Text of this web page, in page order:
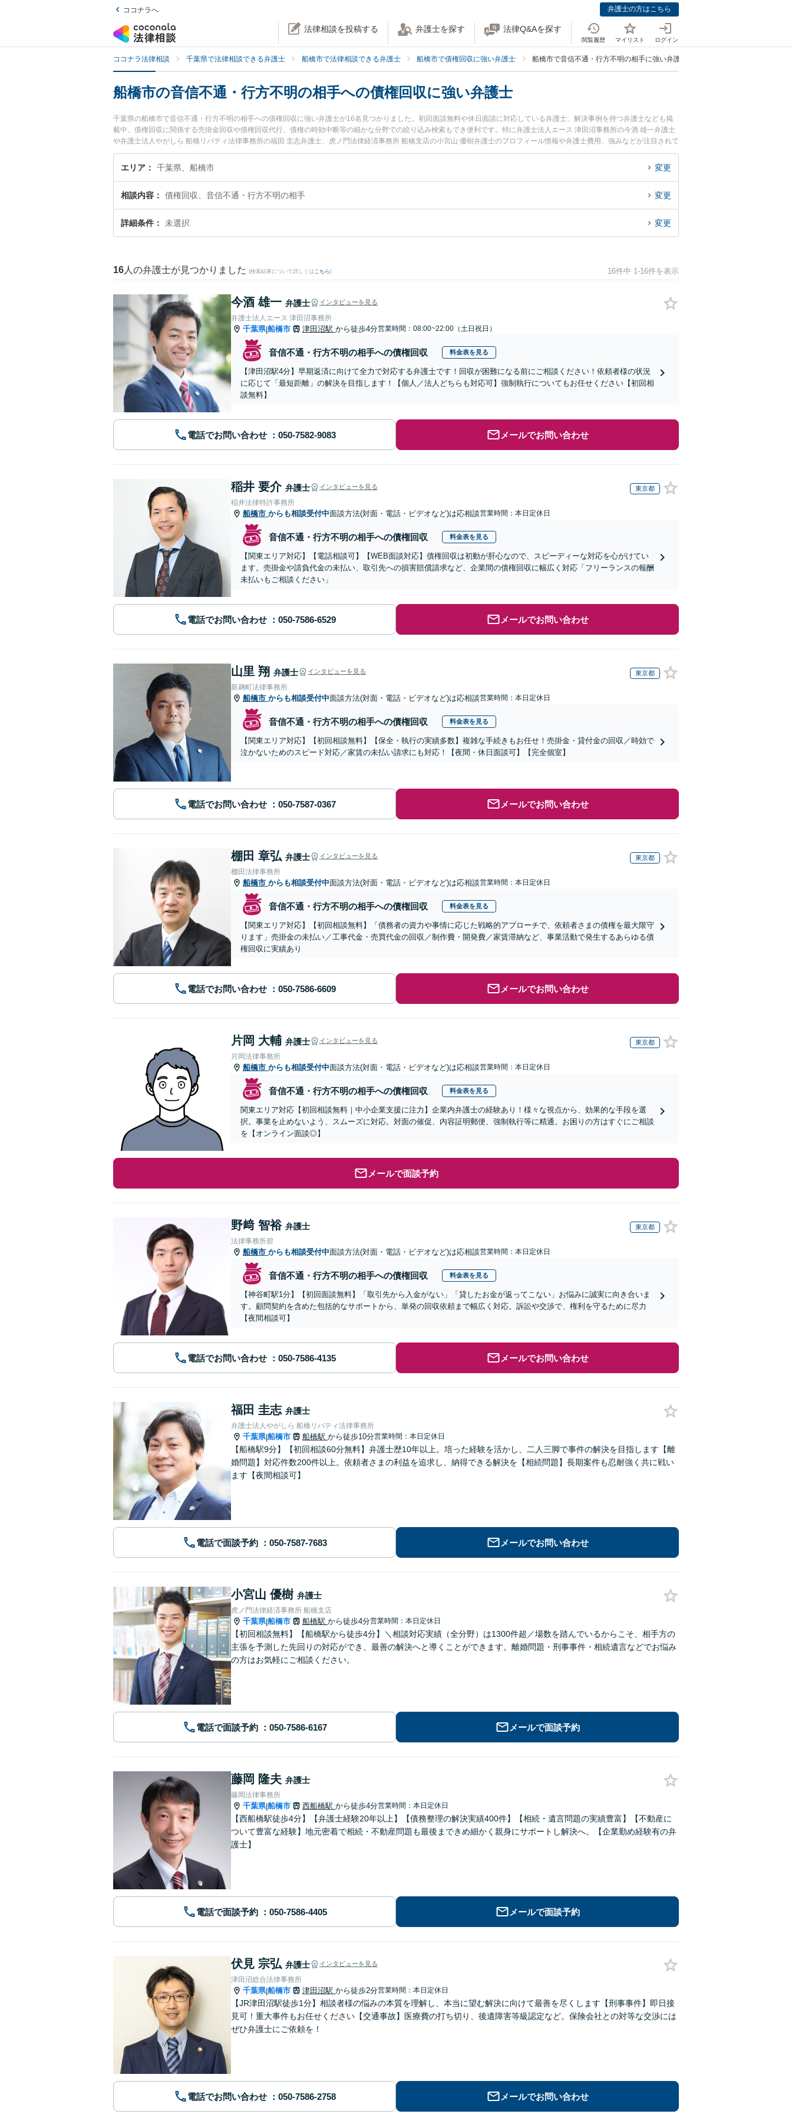
ココナラへ 弁護士の方はこちら
法律相談を投稿する 弁護士を探す 法律Q&Aを探す
閲覧履歴 マイリスト ログイン
ココナラ法律相談 千葉県で法律相談できる弁護士 船橋市で法律相談できる弁護士 船橋市で債権回収に強い弁護士 船橋市で音信不通・行方不明の相手に強い弁護士
船橋市の音信不通・行方不明の相手への債権回収に強い弁護士
千葉県の船橋市で音信不通・行方不明の相手への債権回収に強い弁護士が16名見つかりました。初回面談無料や休日面談に対応している弁護士、解決事例を持つ弁護士なども掲
載中。債権回収に関係する売掛金回収や債権回収代行、債権の時効中断等の細かな分野での絞り込み検索もでき便利です。特に弁護士法人エース 津田沼事務所の今酒 雄一弁護士
や弁護士法人やがしら 船橋リバティ法律事務所の福田 圭志弁護士、虎ノ門法律経済事務所 船橋支店の小宮山 優樹弁護士のプロフィール情報や弁護士費用、強みなどが注目されて
います。『船橋市で土日や夜間に発生した音信不通・行方不明の相手への債権回収のトラブルを今すぐに弁護士に相談したい』『音信不通・行方不明の相手への債権回収のトラブ
ル解決の実績豊富な近くの弁護士を検索したい』『初回相談無料で音信不通・行方不明の相手への債権回収を法律相談できる船橋市内の弁護士に相談予約したい』などでお困りの
エリア 千葉県、船橋市 変更
相談内容 債権回収、音信不通・行方不明の相手 変更
詳細条件 未選択 変更
16 人の弁護士が見つかりました (検索結果について詳しくは こちら) 16件中 1-16件を表示
今酒 雄一 弁護士 インタビューを見る
弁護士法人エース 津田沼事務所
千葉県|船橋市 津田沼駅 から徒歩4分営業時間：08:00~22:00（土日祝日）
音信不通・行方不明の相手への債権回収 料金表を見る
【津田沼駅4分】早期返済に向けて全力で対応する弁護士です！回収が困難になる前にご相談ください！依頼者様の状況
に応じて「最短距離」の解決を目指します！【個人／法人どちらも対応可】強制執行についてもお任せください【初回相
談無料】
電話でお問い合わせ メールでお問い合わせ
稲井 要介 弁護士 インタビューを見る 東京都
稲井法律特許事務所
船橋市 からも相談受付中面談方法(対面・電話・ビデオなど)は応相談営業時間：本日定休日
音信不通・行方不明の相手への債権回収 料金表を見る
【関東エリア対応】【電話相談可】【WEB面談対応】債権回収は初動が肝心なので、スピーディーな対応を心がけてい
ます。売掛金や請負代金の未払い、取引先への損害賠償請求など、企業間の債権回収に幅広く対応「フリーランスの報酬
未払いもご相談ください」
電話でお問い合わせ メールでお問い合わせ
山里 翔 弁護士 インタビューを見る 東京都
新麹町法律事務所
船橋市 からも相談受付中面談方法(対面・電話・ビデオなど)は応相談営業時間：本日定休日
音信不通・行方不明の相手への債権回収 料金表を見る
【関東エリア対応】【初回相談無料】【保全・執行の実績多数】複雑な手続きもお任せ！売掛金・貸付金の回収／時効で
泣かないためのスピード対応／家賃の未払い請求にも対応！【夜間・休日面談可】【完全個室】
電話でお問い合わせ メールでお問い合わせ
棚田 章弘 弁護士 インタビューを見る 東京都
棚田法律事務所
船橋市 からも相談受付中面談方法(対面・電話・ビデオなど)は応相談営業時間：本日定休日
音信不通・行方不明の相手への債権回収 料金表を見る
【関東エリア対応】【初回相談無料】「債務者の資力や事情に応じた戦略的アプローチで、依頼者さまの債権を最大限守
ります」売掛金の未払い／工事代金・売買代金の回収／制作費・開発費／家賃滞納など、事業活動で発生するあらゆる債
権回収に実績あり
電話でお問い合わせ メールでお問い合わせ
片岡 大輔 弁護士 インタビューを見る 東京都
片岡法律事務所
船橋市 からも相談受付中面談方法(対面・電話・ビデオなど)は応相談営業時間：本日定休日
音信不通・行方不明の相手への債権回収 料金表を見る
関東エリア対応【初回相談無料｜中小企業支援に注力】企業内弁護士の経験あり！様々な視点から、効果的な手段を選
択。事業を止めないよう、スムーズに対応。対面の催促、内容証明郵便、強制執行等に精通。お困りの方はすぐにご相談
を【オンライン面談◎】
メールで面談予約
野﨑 智裕 弁護士 東京都
法律事務所碧
船橋市 からも相談受付中面談方法(対面・電話・ビデオなど)は応相談営業時間：本日定休日
音信不通・行方不明の相手への債権回収 料金表を見る
【神谷町駅1分】【初回面談無料】「取引先から入金がない」「貸したお金が返ってこない」お悩みに誠実に向き合いま
す。顧問契約を含めた包括的なサポートから、単発の回収依頼まで幅広く対応。訴訟や交渉で、権利を守るために尽力
【夜間相談可】
電話でお問い合わせ メールでお問い合わせ
福田 圭志 弁護士
弁護士法人やがしら 船橋リバティ法律事務所
千葉県|船橋市 船橋駅 から徒歩10分営業時間：本日定休日
【船橋駅9分】【初回相談60分無料】弁護士歴10年以上。培った経験を活かし、二人三脚で事件の解決を目指します【離
婚問題】対応件数200件以上。依頼者さまの利益を追求し、納得できる解決を【相続問題】長期案件も忍耐強く共に戦い
ます【夜間相談可】
電話で面談予約 メールでお問い合わせ
小宮山 優樹 弁護士
虎ノ門法律経済事務所 船橋支店
千葉県|船橋市 船橋駅 から徒歩4分営業時間：本日定休日
【初回相談無料】【船橋駅から徒歩4分】＼相談対応実績（全分野）は1300件超／場数を踏んでいるからこそ、相手方の
主張を予測した先回りの対応ができ、最善の解決へと導くことができます。離婚問題・刑事事件・相続遺言などでお悩み
の方はお気軽にご相談ください。
電話で面談予約 メールで面談予約
藤岡 隆夫 弁護士
藤岡法律事務所
千葉県|船橋市 西船橋駅 から徒歩4分営業時間：本日定休日
【西船橋駅徒歩4分】【弁護士経験20年以上】【債務整理の解決実績400件】【相続・遺言問題の実績豊富】【不動産に
ついて豊富な経験】地元密着で相続・不動産問題も最後まできめ細かく親身にサポートし解決へ。【企業勤め経験有の弁
護士】
電話で面談予約 メールで面談予約
伏見 宗弘 弁護士 インタビューを見る
津田沼総合法律事務所
千葉県|船橋市 津田沼駅 から徒歩2分営業時間：本日定休日
【JR津田沼駅徒歩1分】相談者様の悩みの本質を理解し、本当に望む解決に向けて最善を尽くします【刑事事件】即日接
見可！重大事件もお任せください【交通事故】医療費の打ち切り、後遺障害等級認定など。保険会社との対等な交渉には
ぜひ弁護士にご依頼を！
電話でお問い合わせ メールでお問い合わせ